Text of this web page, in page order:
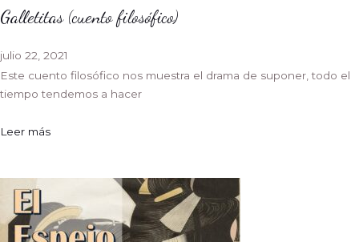
Galletitas (cuento filosófico)
julio 22, 2021
Este cuento filosófico nos muestra el drama de suponer, todo el
tiempo tendemos a hacer
Leer más